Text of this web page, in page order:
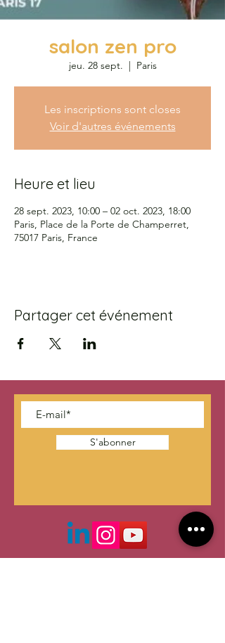
salon zen pro
jeu. 28 sept.
  |
Paris
Les inscriptions sont closes
Voir d'autres événements
Heure et lieu
28 sept. 2023, 10:00 – 02 oct. 2023, 18:00
Paris, Place de la Porte de Champerret,
75017 Paris, France
Partager cet événement
S'abonner